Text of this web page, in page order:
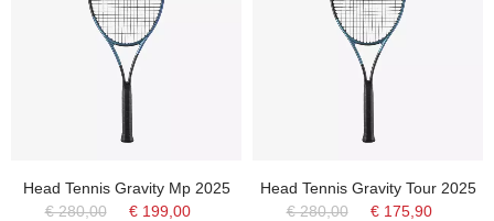
Head Tennis Gravity Mp 2025
€ 280,00
€ 199,00
Head Tennis Gravity Tour 2025
€ 280,00
€ 175,90